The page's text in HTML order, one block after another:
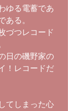
ゆる電蓄であ
ある。
づつレコード
日の磯野家の
！レコードだ
てしまった心